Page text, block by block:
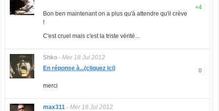
+4
Bon ben maintenant on a plus qu'à attendre qu'il crève
!
C'est cruel mais c'est la triste vérité...
Shko- Mer 18 Jul 2012
0
En réponse à...(cliquez ici)
merci
max311- Mer 18 Jul 2012